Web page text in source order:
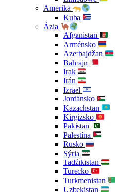
Amerika
Kuba
Ázia
Afganistan
Arménsko
Azerbajdžan
Bahrajn
Irak
Irán
Izrael
Jordánsko
Kazachstan
Kirgizsko
Pakistan
Palestína
Rusko
Sýria
Tadžikistan
Turecko
Turkmenistan
Uzbekistan